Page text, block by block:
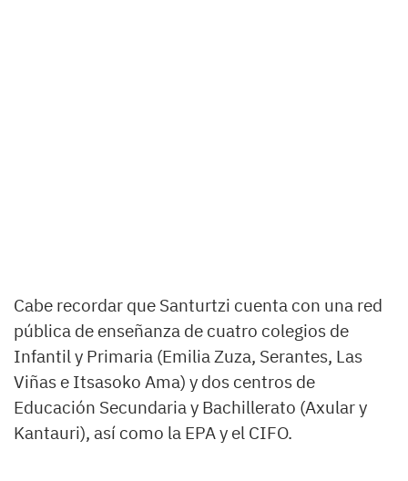
Cabe recordar que Santurtzi cuenta con una red
pública de enseñanza de cuatro colegios de
Infantil y Primaria (Emilia Zuza, Serantes, Las
Viñas e Itsasoko Ama) y dos centros de
Educación Secundaria y Bachillerato (Axular y
Kantauri), así como la EPA y el CIFO.